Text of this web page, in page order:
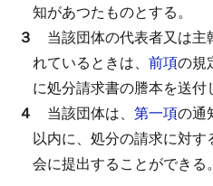
知があつたものとする。
３ 当該団体の代表者又は
れているときは、 前項の規
に処分請求書の謄本を送付
４ 当該団体は、 第一項の通
以内に、処分の請求に対
会に提出することができる。